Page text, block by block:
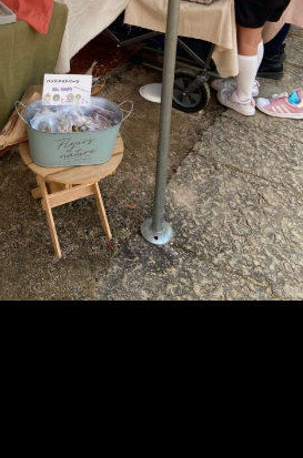
イ
ン
コ
ン
テ
ン
ツ
へ
移
動